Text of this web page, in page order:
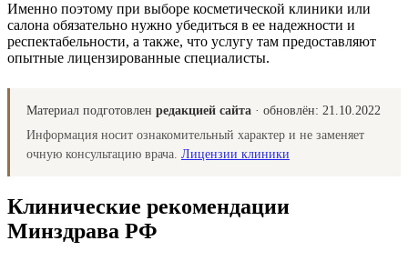
Именно поэтому при выборе косметической клиники или
салона обязательно нужно убедиться в ее надежности и
респектабельности, а также, что услугу там предоставляют
опытные лицензированные специалисты.
Материал подготовлен редакцией сайта · обновлён: 21.10.2022
Информация носит ознакомительный характер и не заменяет
очную консультацию врача. Лицензии клиники
Клинические рекомендации
Минздрава РФ